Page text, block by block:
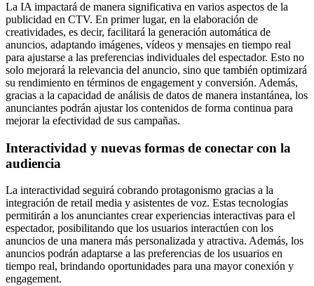
La IA impactará de manera significativa en varios aspectos de la
publicidad en CTV. En primer lugar, en la elaboración de
creatividades, es decir, facilitará la generación automática de
anuncios, adaptando imágenes, vídeos y mensajes en tiempo real
para ajustarse a las preferencias individuales del espectador. Esto no
solo mejorará la relevancia del anuncio, sino que también optimizará
su rendimiento en términos de engagement y conversión. Además,
gracias a la capacidad de análisis de datos de manera instantánea, los
anunciantes podrán ajustar los contenidos de forma continua para
mejorar la efectividad de sus campañas.
Interactividad y nuevas formas de conectar con la
audiencia
La interactividad seguirá cobrando protagonismo gracias a la
integración de retail media y asistentes de voz. Estas tecnologías
permitirán a los anunciantes crear experiencias interactivas para el
espectador, posibilitando que los usuarios interactúen con los
anuncios de una manera más personalizada y atractiva. Además, los
anuncios podrán adaptarse a las preferencias de los usuarios en
tiempo real, brindando oportunidades para una mayor conexión y
engagement.